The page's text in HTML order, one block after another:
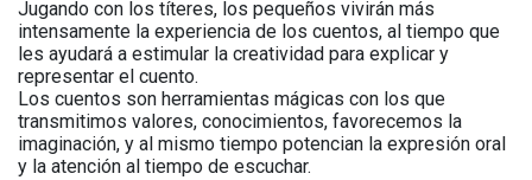
Jugando con los títeres, los pequeños vivirán más
intensamente la experiencia de los cuentos, al tiempo que
les ayudará a estimular la creatividad para explicar y
representar el cuento.
Los cuentos son herramientas mágicas con los que
transmitimos valores, conocimientos, favorecemos la
imaginación, y al mismo tiempo potencian la expresión oral
y la atención al tiempo de escuchar.